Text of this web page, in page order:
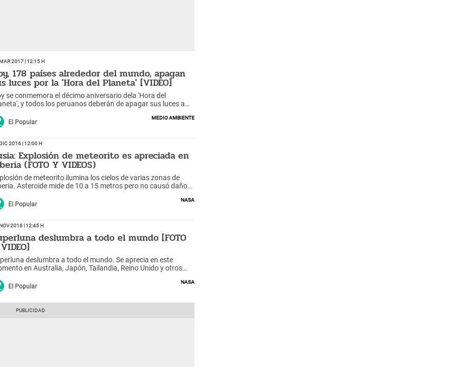
2017 | 12:15 h
178 países alrededor del mundo, apagan
luces por la 'Hora del Planeta' [VIDEO]
se conmemora el décimo aniversario dela 'Hora del
y todos los peruanos deberán de apagar sus luces a
El Popular
Medio ambiente
2016 | 12:00 h
Explosión de meteorito es apreciada en
(FOTO Y VIDEOS)
de meteorito ilumina los cielos de varias zonas de
Asteroide mide de 10 a 15 metros pero no causó daños
El Popular
NASA
2016 | 12:45 h
deslumbra a todo el mundo [FOTO
deslumbra a todo el mundo. Se aprecia en este
en Australia, Japón, Tailandia, Reino Unido y otros
El Popular
NASA